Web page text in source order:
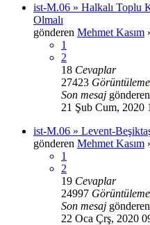
ist-M.06 » Halkalı Toplu
Olmalı
gönderen Mehmet Kasım
1
2
18 Cevaplar
27423 Görüntüleme
Son mesaj gönderen
21 Şub Cum, 2020
ist-M.06 » Levent-
gönderen Mehmet Kasım
1
2
19 Cevaplar
24997 Görüntüleme
Son mesaj gönderen
22 Oca Çrş, 2020